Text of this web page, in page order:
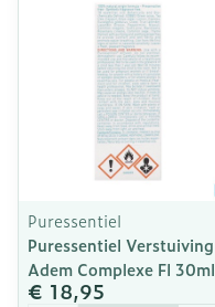
Puressentiel
Puressentiel Verstuiving
Adem Complexe Fl 30ml
€ 18,95